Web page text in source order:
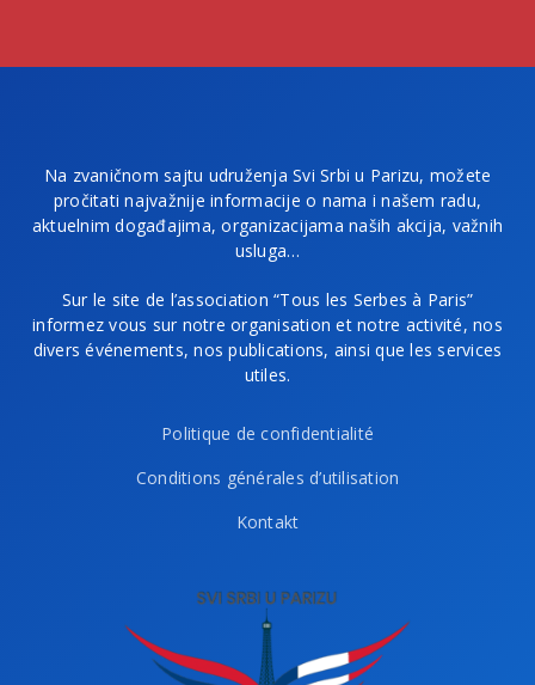
Na zvaničnom sajtu udruženja Svi Srbi u Parizu, možete
pročitati najvažnije informacije o nama i našem radu,
aktuelnim događajima, organizacijama naših akcija, važnih
usluga…
Sur le site de l’association “Tous les Serbes à Paris”
informez vous sur notre organisation et notre activité, nos
divers événements, nos publications, ainsi que les services
utiles.
Politique de confidentialité
Conditions générales d’utilisation
Kontakt